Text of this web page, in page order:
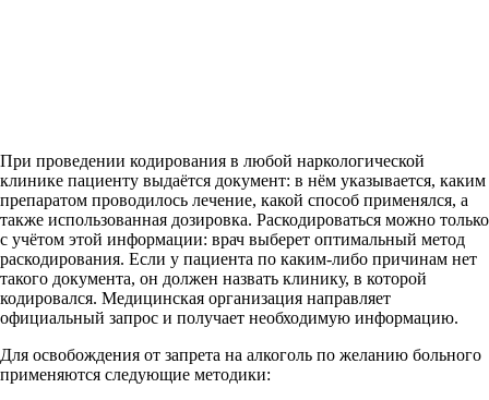
При проведении кодирования в любой наркологической
клинике пациенту выдаётся документ: в нём указывается, каким
препаратом проводилось лечение, какой способ применялся, а
также использованная дозировка. Раскодироваться можно только
с учётом этой информации: врач выберет оптимальный метод
раскодирования. Если у пациента по каким-либо причинам нет
такого документа, он должен назвать клинику, в которой
кодировался. Медицинская организация направляет
официальный запрос и получает необходимую информацию.
Для освобождения от запрета на алкоголь по желанию больного
применяются следующие методики: